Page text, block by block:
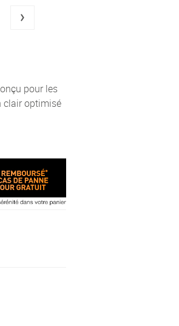
pour les
clair optimisé